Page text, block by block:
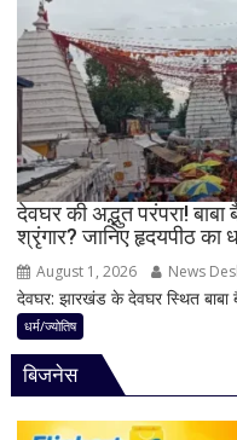
देवघर की अद्भुत परंपरा! बाबा
श्रृंगार? जानिए हृदयपीठ का
August 1, 2026 News
देवघर: झारखंड के देवघर स्थित बाबा
धर्म/ज्योतिष
बिजनेस